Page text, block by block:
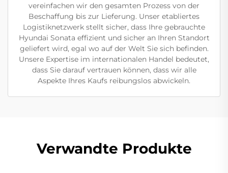
vereinfachen wir den gesamten Prozess von der
Beschaffung bis zur Lieferung. Unser etabliertes
Logistiknetzwerk stellt sicher, dass Ihre gebrauchte
Hyundai Sonata effizient und sicher an Ihren Standort
geliefert wird, egal wo auf der Welt Sie sich befinden.
Unsere Expertise im internationalen Handel bedeutet,
dass Sie darauf vertrauen können, dass wir alle
Aspekte Ihres Kaufs reibungslos abwickeln.
Verwandte Produkte